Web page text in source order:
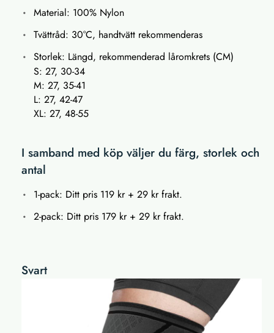
Material: 100% Nylon
Tvättråd: 30°C, handtvätt rekommenderas
Storlek: Längd, rekommenderad låromkrets (CM)
S: 27, 30-34
M: 27, 35-41
L: 27, 42-47
XL: 27, 48-55
I samband med köp väljer du färg, storlek och
antal
1-pack: Ditt pris 119 kr + 29 kr frakt.
2-pack: Ditt pris 179 kr + 29 kr frakt.
Svart